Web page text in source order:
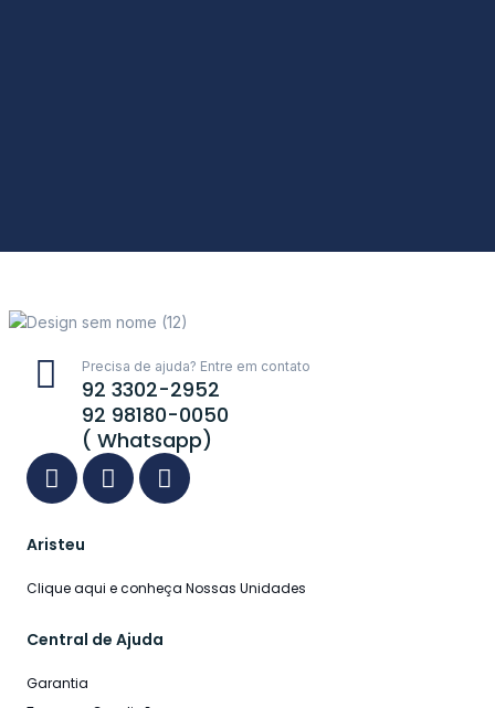
Precisa de ajuda? Entre em contato
92 3302-2952
92 98180-0050
( Whatsapp)
Aristeu
Clique aqui e conheça Nossas Unidades
Central de Ajuda
Garantia